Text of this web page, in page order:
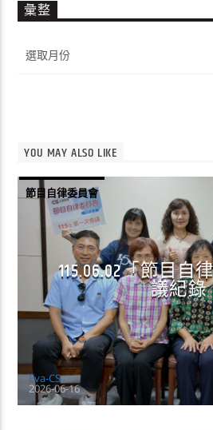
彙整
整
YOU MAY ALSO LIKE
節目自律委員會
115.06.02「節目自
議紀錄
Eva-CS
2026-06-16